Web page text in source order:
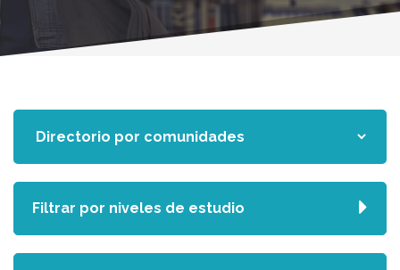
Filtrar por niveles de estudio